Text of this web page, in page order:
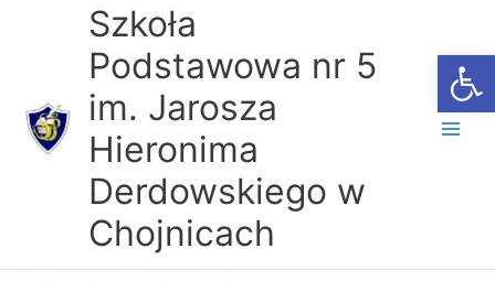
Szkoła
Podstawowa nr 5
im. Jarosza
Hieronima
Derdowskiego w
Chojnicach